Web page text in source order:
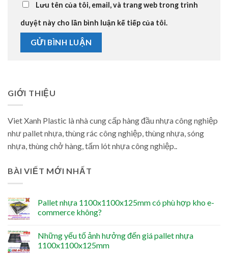
Lưu tên của tôi, email, và trang web trong trình
duyệt này cho lần bình luận kế tiếp của tôi.
GIỚI THIỆU
Viet Xanh Plastic là nhà cung cấp hàng đầu nhựa công nghiệp
như pallet nhựa, thùng rác công nghiệp, thùng nhựa, sóng
nhựa, thùng chở hàng, tấm lót nhựa công nghiệp..
BÀI VIẾT MỚI NHẤT
Pallet nhựa 1100x1100x125mm có phù hợp kho e-
commerce không?
Những yếu tố ảnh hưởng đến giá pallet nhựa
1100x1100x125mm